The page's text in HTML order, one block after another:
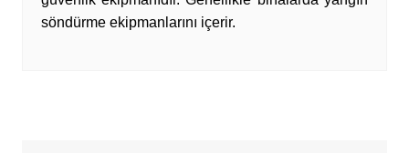
söndürme ekipmanlarını içerir.